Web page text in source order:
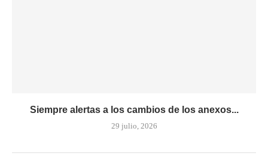
Siempre alertas a los cambios de los anexos...
29 julio, 2026